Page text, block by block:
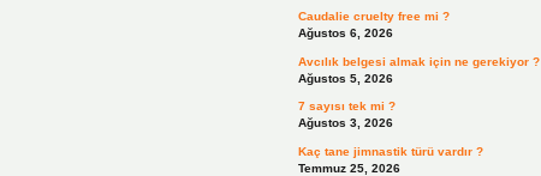
Caudalie cruelty free mi ?
Ağustos 6, 2026
Avcılık belgesi almak için ne gerekiyor ?
Ağustos 5, 2026
7 sayısı tek mi ?
Ağustos 3, 2026
Kaç tane jimnastik türü vardır ?
Temmuz 25, 2026